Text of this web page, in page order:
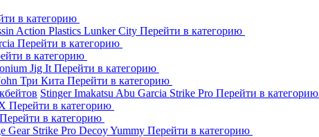
в категорию
Action Plastics Lunker City Перейти в категорию
Перейти в категорию
в категорию
Jig It Перейти в категорию
Три Кита Перейти в категорию
StingerImakatsu Abu Garcia Strike Pro Перейти в категорию
Перейти в категорию
Перейти в категорию
Gear Strike Pro DecoyYummy Перейти в категорию